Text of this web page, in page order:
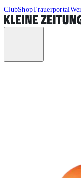
ClubShopTrauerportal